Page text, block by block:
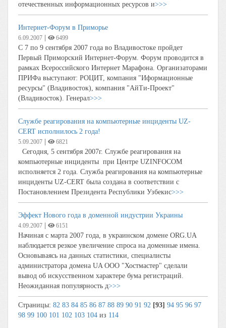
отечественных информационных ресурсов и>>>
Интернет-Форум в Приморье
6.09.2007 6499
С 7 по 9 сентября 2007 года во Владивостоке пройдет
Первый Приморский Интернет-Форум. Форум проводится в
рамках Всероссийского Интернет Марафона. Организаторами
ПРИФа выступают: РОЦИТ, компания "Иформационные
ресурсы" (Владивосток), компания "АйТи-Проект"
(Владивосток). Генерал>>>
Службе реагирования на компьютерные инциденты UZ-
CERT исполнилось 2 года!
5.09.2007 6821
Сегодня, 5 сентября 2007г. Службе реагирования на
компьютерные инциденты при Центре UZINFOCOM
исполняется 2 года. Служба реагирования на компьютерные
инциденты UZ-CERT была создана в соответствии с
Постановлением Президента Республики Узбекис>>>
Эффект Нового года в доменной индустрии Украины
4.09.2007 6151
Начиная с марта 2007 года, в украинском домене ORG.UA
наблюдается резкое увеличение спроса на доменные имена.
Основываясь на данных статистики, специалисты
администратора домена UA ООО "Хостмастер" сделали
вывод об искусственном характере бума регистраций.
Неожиданная популярность д>>>
Страницы: 82 83 84 85 86 87 88 89 90 91 92 [93] 94 95 96 97
98 99 100 101 102 103 104 из 114